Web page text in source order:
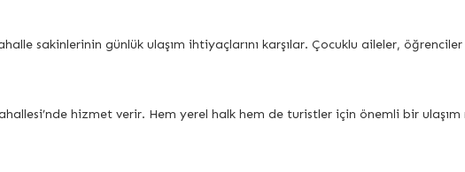
sakinlerinin günlük ulaşım ihtiyaçlarını karşılar. Çocuklu aileler,
hizmet verir. Hem yerel halk hem de turistler için önemli bir ulaşım